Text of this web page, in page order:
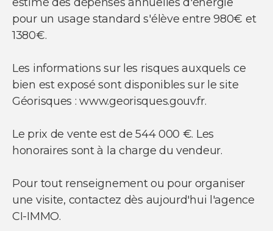
pour un usage standard s'élève entre 980€ et
1380€.
Les informations sur les risques auxquels ce
bien est exposé sont disponibles sur le site
Géorisques : www.georisques.gouv.fr.
Le prix de vente est de 544 000 €. Les
honoraires sont à la charge du vendeur.
Pour tout renseignement ou pour organiser
une visite, contactez dès aujourd'hui l'agence
CI-IMMO.